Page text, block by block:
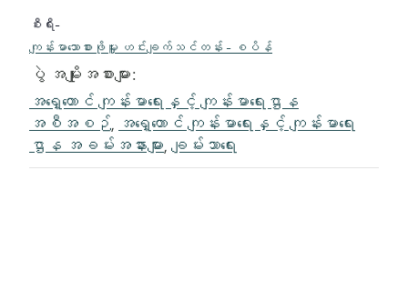
စီးရီး-
ကျန်းမာသောစားဖိုမှူး ဟင်းချက်သင်တန်း - စပိန်
ပွဲ အမျိုးအစားများ:
အရှေ့တောင် ကျန်းမာရေးနှင့် ကျန်းမာရေးဌာန
အစီအစဉ်, အရှေ့တောင် ကျန်းမာရေးနှင့် ကျန်းမာရေး
ဌာန အခမ်းအနားများ, ချမ်းသာရေး